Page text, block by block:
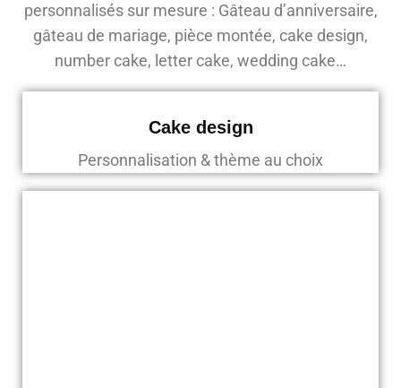
personnalisés sur mesure : Gâteau d’anniversaire,
gâteau de mariage, pièce montée, cake design,
number cake, letter cake, wedding cake…
Cake design
Personnalisation & thème au choix